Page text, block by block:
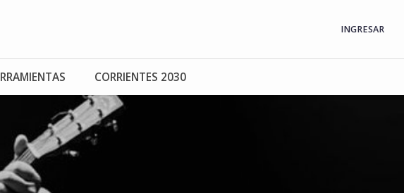
INGRESAR
CORRIENTES 2030